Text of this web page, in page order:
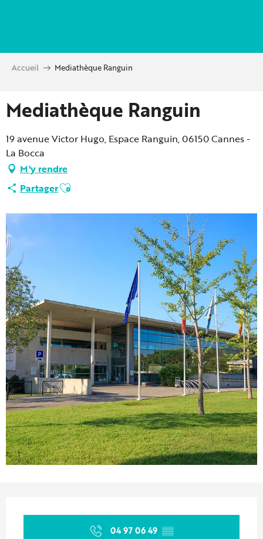
principal
Accueil Mediathèque Ranguin
Mediathèque Ranguin
19 avenue Victor Hugo, Espace Ranguin, 06150 Cannes -
La Bocca
M'y rendre
PartagerAjouter aux favoris
04 97 06 49 ▒▒